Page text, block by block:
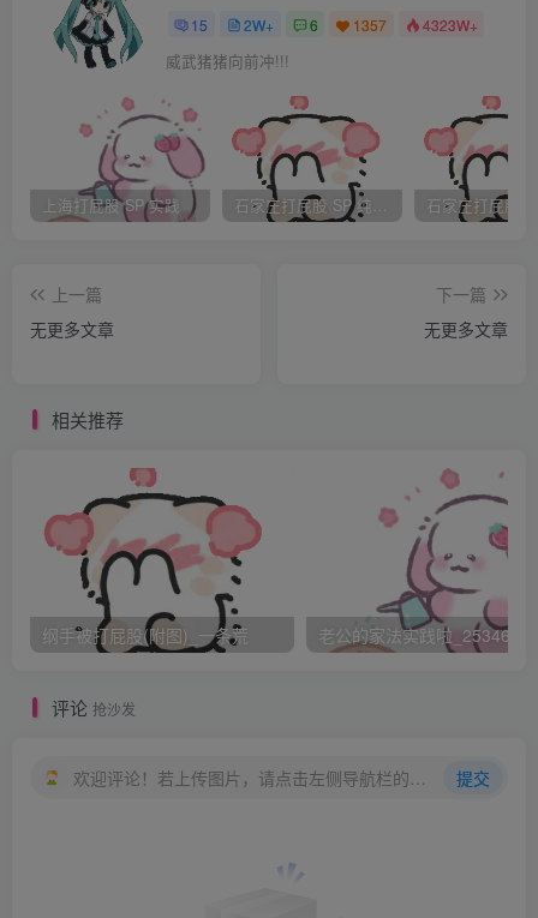
长，政客们一直在媒体上鼓吹鞭刑，要增加鞭刑的使用。改
造罪犯的想法已经被公开抛弃，至少司法高官们早已抛弃了
永远不理解的事……我的理想、热情多年前就被扔到窗外
了。现在我只主持正义。”（见“对待犯罪立场应强硬” 马来西
亚 星报 1996年5月5日）
BANNED（法定最少鞭刑12下）、抢劫（持械抢劫法定最少
12鞭）、贩毒等重罪，也包括较轻的罪行如非法拥有武器
犯（第二次）在墙上张贴广告、海报），以及贩卖、运输、
在新加坡，非法入境或签证过期非法滞留90天以上必须
判处最少3鞭。这条法令主要针对非法劳工，主要来自周边的
印尼、马来西亚、泰国（中国也不少）。但在1994年，一个
45岁的法国男子，因为签证过期非法滞留，被判处监禁8个
月打5鞭。（见落杉矶时报，1994年10月27日）强制鞭刑的
作为非强制刑（法官可根据情节决定是否判处鞭刑）
定。这些罪名包括聚众闹事、敲诈勒索、容留组织卖淫、误
外地判处鞭刑。比如“非礼（即所谓侮辱妇女）”，大法官曾
15 2W+ 6 1357 4323W+
威武猪猪向前冲!!!
上海打屁股 SP 实践 石家庄打屁股 SP 纯实践
上一篇
无更多文章
下一篇
无更多文章
相关推荐
纲手被打屁股(附图)_一条荒 老公的家法实践啦
评论 抢沙发
欢迎评论！若上传图片，请点击左侧导航栏的图床工具，获取图片链接。 提交